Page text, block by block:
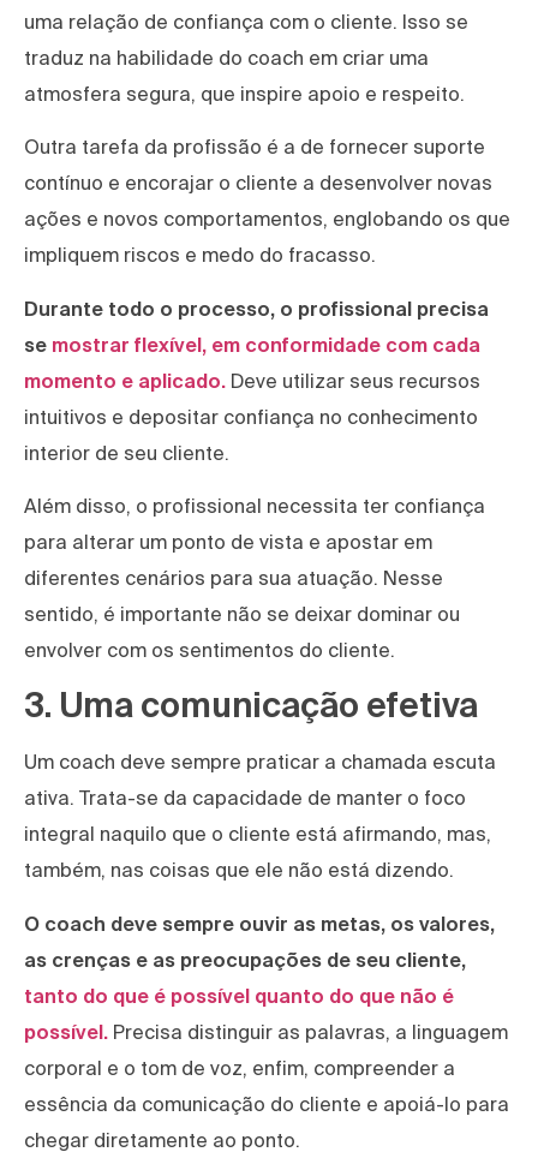
uma relação de confiança com o cliente. Isso se
traduz na habilidade do coach em criar uma
atmosfera segura, que inspire apoio e respeito.
Outra tarefa da profissão é a de fornecer suporte
contínuo e encorajar o cliente a desenvolver novas
ações e novos comportamentos, englobando os que
impliquem riscos e medo do fracasso.
Durante todo o processo, o profissional precisa
se mostrar flexível, em conformidade com cada
momento e aplicado. Deve utilizar seus recursos
intuitivos e depositar confiança no conhecimento
interior de seu cliente.
Além disso, o profissional necessita ter confiança
para alterar um ponto de vista e apostar em
diferentes cenários para sua atuação. Nesse
sentido, é importante não se deixar dominar ou
envolver com os sentimentos do cliente.
3. Uma comunicação efetiva
Um coach deve sempre praticar a chamada escuta
ativa. Trata-se da capacidade de manter o foco
integral naquilo que o cliente está afirmando, mas,
também, nas coisas que ele não está dizendo.
O coach deve sempre ouvir as metas, os valores,
as crenças e as preocupações de seu cliente,
tanto do que é possível quanto do que não é
possível. Precisa distinguir as palavras, a linguagem
corporal e o tom de voz, enfim, compreender a
essência da comunicação do cliente e apoiá-lo para
chegar diretamente ao ponto.